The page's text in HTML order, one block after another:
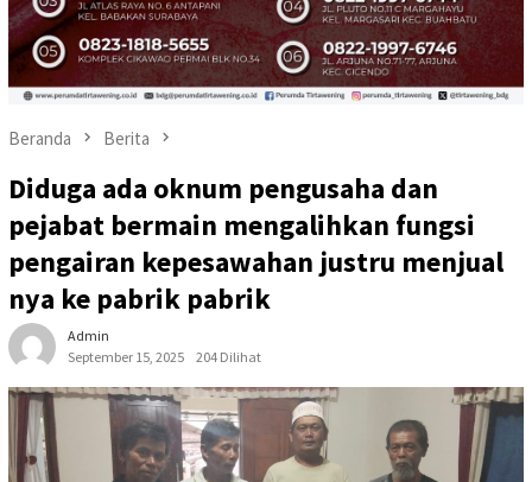
Beranda Berita
Diduga ada oknum pengusaha dan
pejabat bermain mengalihkan fungsi
pengairan kepesawahan justru menjual
nya ke pabrik pabrik
Admin
September 15, 2025
204 Dilihat